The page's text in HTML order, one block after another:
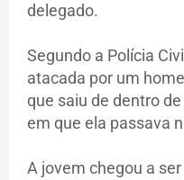
delegado.
Segundo a Polícia
atacada por um
que saiu de dentro
em que ela passava
A jovem chegou a